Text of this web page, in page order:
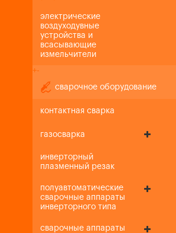
электрические
воздуходувные
устройства и
всасывающие
измельчители
+-
сварочное оборудование
контактная сварка
газосварка
инверторный
плазменный резак
полуавтоматические
сварочные аппараты
инверторного типа
сварочные аппараты